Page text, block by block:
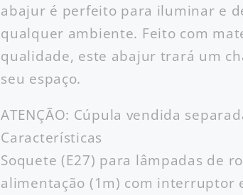
abajur é perfeito para iluminar e
qualquer ambiente. Feito com
qualidade, este abajur trará um
seu espaço.
ATENÇÃO: Cúpula vendida
Características
Soquete (E27) para lâmpadas de
alimentação (1m) com interruptor